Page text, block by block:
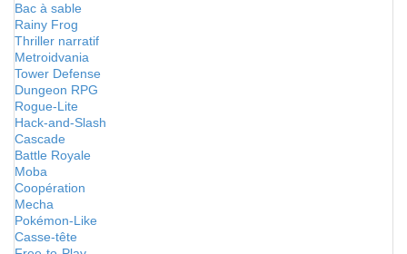
Bac à sable
Rainy Frog
Thriller narratif
Metroidvania
Tower Defense
Dungeon RPG
Rogue-Lite
Hack-and-Slash
Cascade
Battle Royale
Moba
Coopération
Mecha
Pokémon-Like
Casse-tête